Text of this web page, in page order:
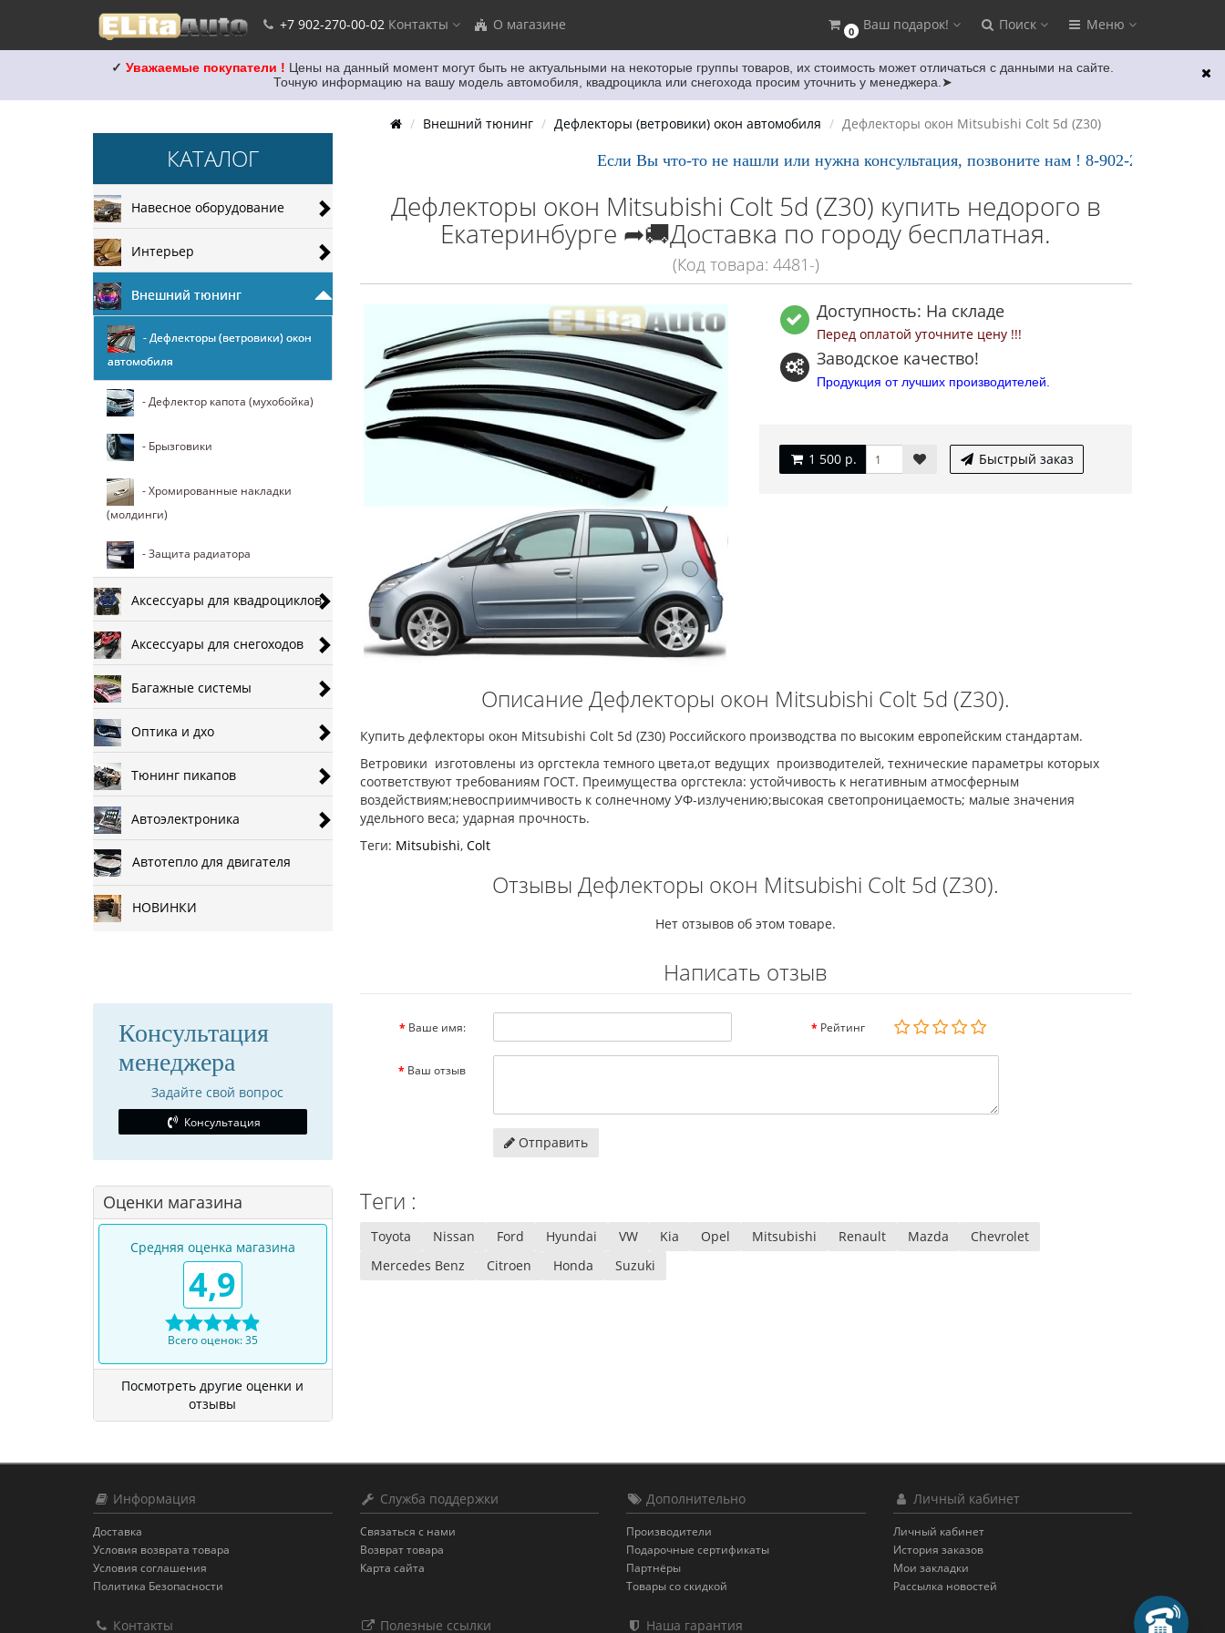
✓ Уважаемые покупатели ! Цены на данный момент могут быть не актуальными на некоторые группы товаров, их стоимость может отличаться с данными на сайте.
Точную информацию на вашу модель автомобиля, квадроцикла или снегохода просим уточнить у менеджера. ➤
+7 902-270-00-02 Контакты О магазине 0 Ваш подарок! Поиск Меню
КАТАЛОГ
Навесное оборудование
Интерьер
Внешний тюнинг
- Дефлекторы (ветровики) окон
автомобиля
- Дефлектор капота (мухобойка)
- Брызговики
- Хромированные накладки
(молдинги)
- Защита радиатора
Аксессуары для квадроциклов
Аксессуары для снегоходов
Багажные системы
Оптика и дхо
Тюнинг пикапов
Автоэлектроника
Автотепло для двигателя
НОВИНКИ
Консультация
менеджера
Задайте свой вопрос
Консультация
Оценки магазина
Средняя оценка магазина
4,9
Всего оценок: 35
Посмотреть другие оценки и
отзывы
Внешний тюнинг Дефлекторы (ветровики) окон автомобиля Дефлекторы окон Mitsubishi Colt 5d (Z30)
Если Вы что-то не нашли или нужна консультация, позвоните нам ! 8-902-270-00-02
Дефлекторы окон Mitsubishi Colt 5d (Z30) купить недорого в
Екатеринбурге ➦🚚Доставка по городу бесплатная.
(Код товара: 4481-)
Доступность: На складе
Перед оплатой уточните цену !!!
Заводское качество!
Продукция от лучших производителей.
1 500 р. Быстрый заказ
Описание Дефлекторы окон Mitsubishi Colt 5d (Z30).
Купить дефлекторы окон Mitsubishi Colt 5d (Z30) Российского производства по высоким европейским стандартам.
Ветровики изготовлены из оргстекла темного цвета,от ведущих производителей, технические параметры которых
соответствуют требованиям ГОСТ. Преимущества оргстекла: устойчивость к негативным атмосферным
воздействиям;невосприимчивость к солнечному УФ-излучению;высокая светопроницаемость; малые значения
удельного веса; ударная прочность.
Теги: Mitsubishi, Colt
Отзывы Дефлекторы окон Mitsubishi Colt 5d (Z30).
Нет отзывов об этом товаре.
Написать отзыв
Ваше имя: Рейтинг
Ваш отзыв
Отправить
Теги :
Toyota Nissan Ford Hyundai VW Kia Opel Mitsubishi Renault Mazda
Chevrolet
Mercedes Benz
Citroen Honda Suzuki
Информация
Доставка
Условия возврата товара
Условия соглашения
Политика Безопасности
Служба поддержки
Связаться с нами
Возврат товара
Карта сайта
Дополнительно
Производители
Подарочные сертификаты
Партнёры
Товары со скидкой
Личный кабинет
Личный кабинет
История заказов
Мои закладки
Рассылка новостей
Контакты Полезные ссылки Наша гарантия